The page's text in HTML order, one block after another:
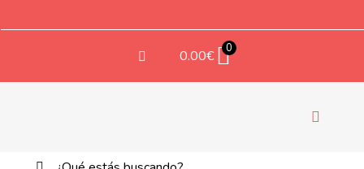
0.00€ 0
Buscar: